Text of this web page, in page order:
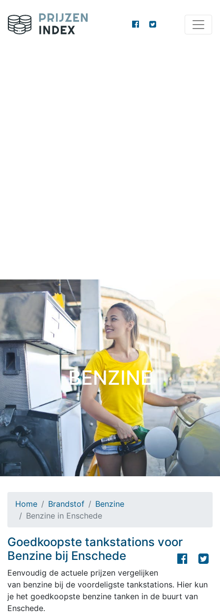
BENZINE
Home Brandstof
Benzine
Benzine in Enschede
Goedkoopste tankstations voor
Benzine bij Enschede
Eenvoudig de actuele prijzen vergelijken
van benzine bij de voordeligste tankstations. Hier kun
je het goedkoopste benzine tanken in de buurt van
Enschede.